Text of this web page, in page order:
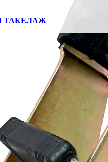
ТАКЕЛАЖ